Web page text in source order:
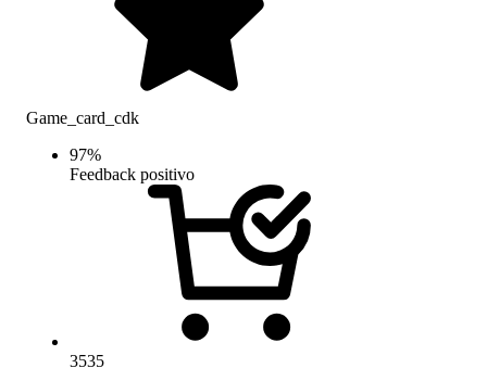
Game_card_cdk
97%
Feedback positivo
3535